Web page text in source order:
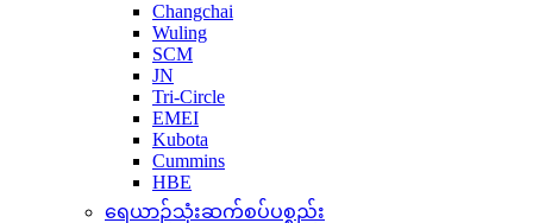
Changchai
Wuling
SCM
JN
Tri-Circle
EMEI
Kubota
Cummins
HBE
ရေယာဉ်သုံးဆက်စပ်ပစ္စည်း